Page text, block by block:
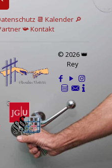
📆 Kalender 🔎
📯Kontakt
© 2026 👑
Rey